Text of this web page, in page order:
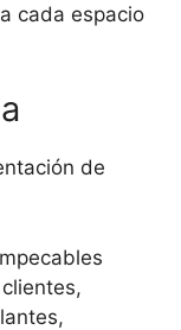
cada espacio
de